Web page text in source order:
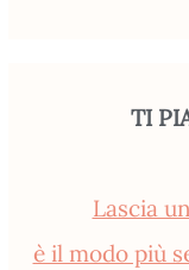
TI
Lascia
è il modo più